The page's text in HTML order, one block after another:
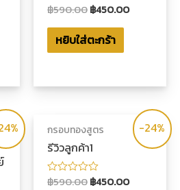
ให้
0
ตั้งแต่
฿590.00฿450.00
หยิบใส่ตะกร้า
-24%
กรอบทองสูตร
รีวิวลูกค้า1
ให้
฿590.00฿450.00